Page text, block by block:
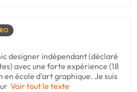
designer indépendant (déclaré
avec une forte expérience (18
en école d'art graphique. Je suis
Voir tout le texte